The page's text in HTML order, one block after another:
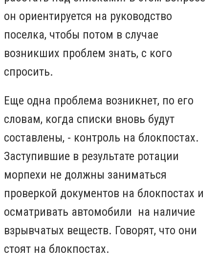
он ориентируется на руководство
поселка, чтобы потом в случае
возникших проблем знать, с кого
спросить.
Еще одна проблема возникнет, по его
словам, когда списки вновь будут
составлены, - контроль на блокпостах.
Заступившие в результате ротации
морпехи не должны заниматься
проверкой документов на блокпостах и
осматривать автомобили на наличие
взрывчатых веществ. Говорят, что они
стоят на блокпостах.